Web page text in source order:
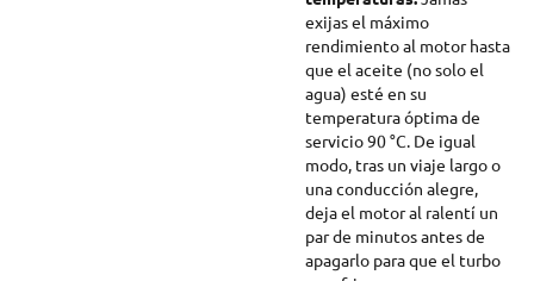
exijas el máximo
rendimiento al motor hasta
que el aceite (no solo el
agua) esté en su
temperatura óptima de
servicio 90 °C. De igual
modo, tras un viaje largo o
una conducción alegre,
deja el motor al ralentí un
par de minutos antes de
apagarlo para que el turbo